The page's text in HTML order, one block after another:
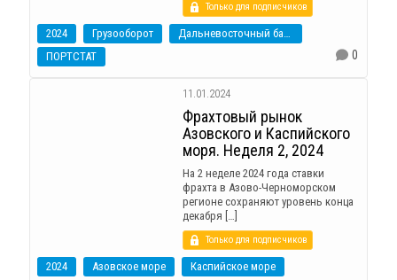
Только для подписчиков
2024 Грузооборот
Дальневосточный бассейн
ПОРТСТАТ
0
11.01.2024
Фрахтовый рынок
Азовского и Каспийского
моря. Неделя 2, 2024
На 2 неделе 2024 года ставки
фрахта в Азово-Черноморском
регионе сохраняют уровень конца
декабря […]
Только для подписчиков
2024 Азовское море
Каспийское море